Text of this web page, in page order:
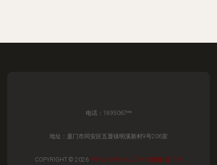
电话：1895067**
地址：厦门市同安区五显镇明溪新村9号206室
COPYRIGHT © 2026 WWW.XMGNW.COM 食用菌 厦门市